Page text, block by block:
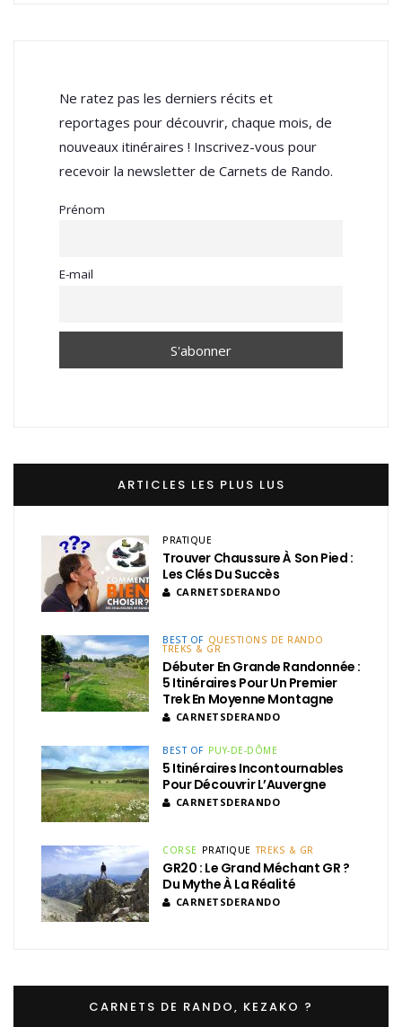
Ne ratez pas les derniers récits et
reportages pour découvrir, chaque mois, de
nouveaux itinéraires ! Inscrivez-vous pour
recevoir la newsletter de Carnets de Rando.
Prénom
E-mail
ARTICLES LES PLUS LUS
PRATIQUE
Trouver Chaussure À Son Pied :
Les Clés Du Succès
CARNETSDERANDO
BEST OF QUESTIONS DE RANDO
TREKS & GR
Débuter En Grande Randonnée :
5 Itinéraires Pour Un Premier
Trek En Moyenne Montagne
CARNETSDERANDO
BEST OF PUY-DE-DÔME
5 Itinéraires Incontournables
Pour Découvrir L’Auvergne
CARNETSDERANDO
CORSE PRATIQUE TREKS & GR
GR20 : Le Grand Méchant GR ?
Du Mythe À La Réalité
CARNETSDERANDO
CARNETS DE RANDO, KEZAKO ?